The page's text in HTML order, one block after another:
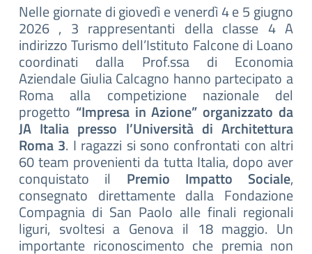
Nelle giornate di giovedì e venerdì 4 e 5 giugno
2026 , 3 rappresentanti della classe 4 A
indirizzo Turismo dell’Istituto Falcone di Loano
coordinati dalla Prof.ssa di Economia
Aziendale Giulia Calcagno hanno partecipato a
Roma alla competizione nazionale del
progetto “Impresa in Azione” organizzato da
JA Italia presso l’Università di Architettura
Roma 3. I ragazzi si sono confrontati con altri
60 team provenienti da tutta Italia, dopo aver
conquistato il Premio Impatto Sociale,
consegnato direttamente dalla Fondazione
Compagnia di San Paolo alle finali regionali
liguri, svoltesi a Genova il 18 maggio. Un
importante riconoscimento che premia non